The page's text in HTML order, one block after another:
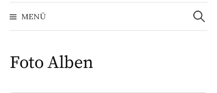
MENÜ
Suchen
nach:
Foto Alben